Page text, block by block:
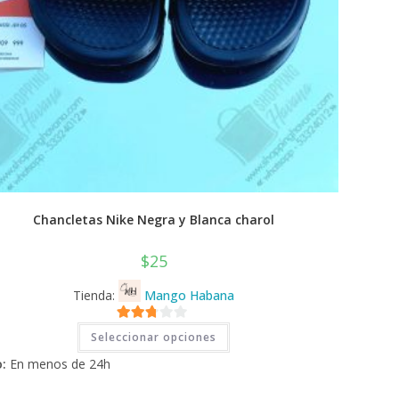
Chancletas Nike Negra y Blanca charol
$25
Tienda: Mango Habana
2.71
de 5
Seleccionar opciones
Este
tiene
En menos de 24h